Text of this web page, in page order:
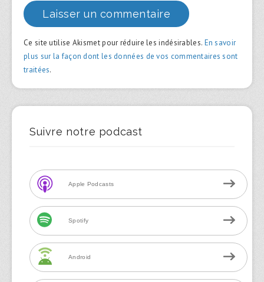
Ce site utilise Akismet pour réduire les indésirables. En savoir
plus sur la façon dont les données de vos commentaires sont
traitées.
Suivre notre podcast
Apple Podcasts
Spotify
Android